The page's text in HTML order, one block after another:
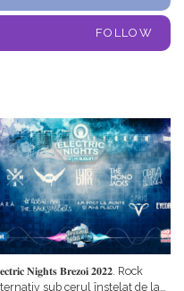
FOLLOW
𝐍𝐢𝐠𝐡𝐭𝐬 𝐁𝐫𝐞𝐳𝐨𝐢 𝟐𝟎𝟐𝟐. Rock
sub cerul înstelat de la